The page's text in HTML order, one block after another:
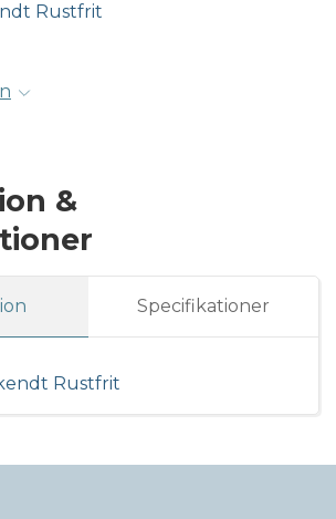
Rustfrit
&
Specifikationer
Rustfrit